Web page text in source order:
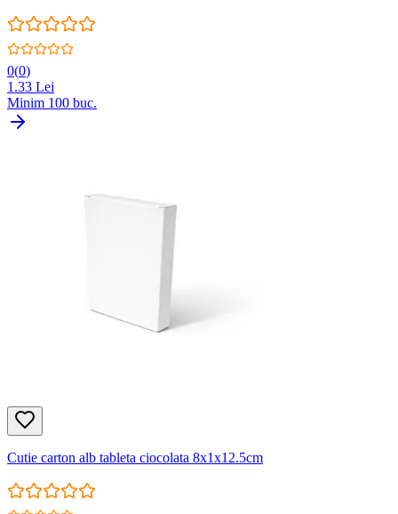
0(0)
1.33 Lei
Minim 100 buc.
Cutie carton alb tableta ciocolata 8x1x12.5cm